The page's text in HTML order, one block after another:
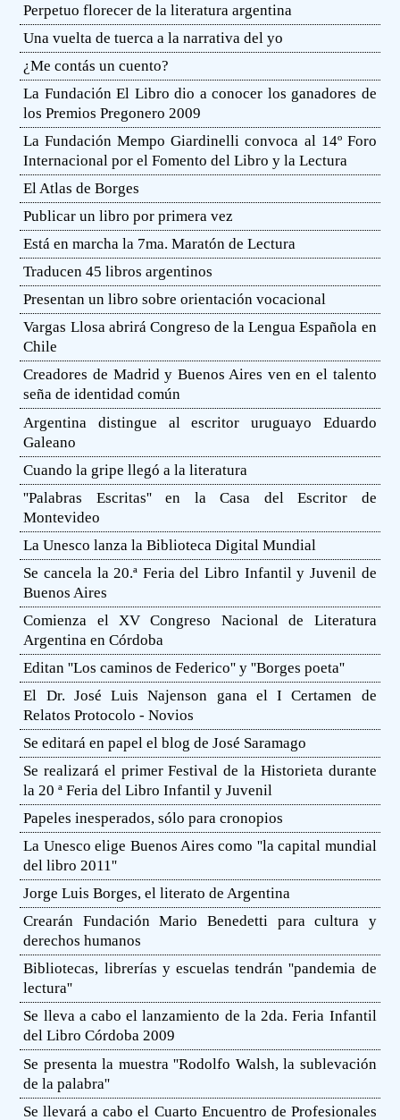
Perpetuo florecer de la literatura argentina
Una vuelta de tuerca a la narrativa del yo
¿Me contás un cuento?
La Fundación El Libro dio a conocer los ganadores de
los Premios Pregonero 2009
La Fundación Mempo Giardinelli convoca al 14º Foro
Internacional por el Fomento del Libro y la Lectura
El Atlas de Borges
Publicar un libro por primera vez
Está en marcha la 7ma. Maratón de Lectura
Traducen 45 libros argentinos
Presentan un libro sobre orientación vocacional
Vargas Llosa abrirá Congreso de la Lengua Española en
Chile
Creadores de Madrid y Buenos Aires ven en el talento
seña de identidad común
Argentina distingue al escritor uruguayo Eduardo
Galeano
Cuando la gripe llegó a la literatura
''Palabras Escritas'' en la Casa del Escritor de
Montevideo
La Unesco lanza la Biblioteca Digital Mundial
Se cancela la 20.ª Feria del Libro Infantil y Juvenil de
Buenos Aires
Comienza el XV Congreso Nacional de Literatura
Argentina en Córdoba
Editan ''Los caminos de Federico'' y ''Borges poeta''
El Dr. José Luis Najenson gana el I Certamen de
Relatos Protocolo - Novios
Se editará en papel el blog de José Saramago
Se realizará el primer Festival de la Historieta durante
la 20 ª Feria del Libro Infantil y Juvenil
Papeles inesperados, sólo para cronopios
La Unesco elige Buenos Aires como ''la capital mundial
del libro 2011''
Jorge Luis Borges, el literato de Argentina
Crearán Fundación Mario Benedetti para cultura y
derechos humanos
Bibliotecas, librerías y escuelas tendrán ''pandemia de
lectura''
Se lleva a cabo el lanzamiento de la 2da. Feria Infantil
del Libro Córdoba 2009
Se presenta la muestra ''Rodolfo Walsh, la sublevación
de la palabra''
Se llevará a cabo el Cuarto Encuentro de Profesionales